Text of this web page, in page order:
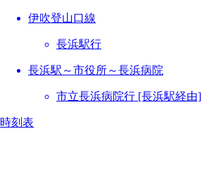
伊吹登山口線
長浜駅行
長浜駅～市役所～長浜病院
市立長浜病院行 [長浜駅経由]
時刻表